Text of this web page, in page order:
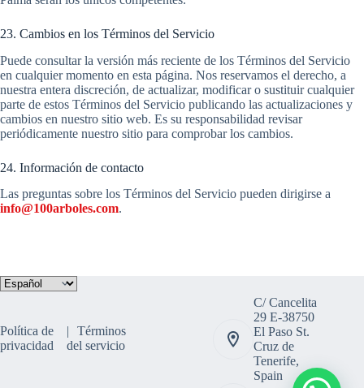
23. Cambios en los Términos del Servicio
Puede consultar la versión más reciente de los Términos del Servicio
en cualquier momento en esta página. Nos reservamos el derecho, a
nuestra entera discreción, de actualizar, modificar o sustituir cualquier
parte de estos Términos del Servicio publicando las actualizaciones y
cambios en nuestro sitio web. Es su responsabilidad revisar
periódicamente nuestro sitio para comprobar los cambios.
24. Información de contacto
Las preguntas sobre los Términos del Servicio pueden dirigirse a
info@100arboles.com.
Elegir
un
Política de
privacidad
Términos
del servicio
C/ Cancelita
29 E-38750
El Paso St.
Cruz de
Tenerife,
Spain